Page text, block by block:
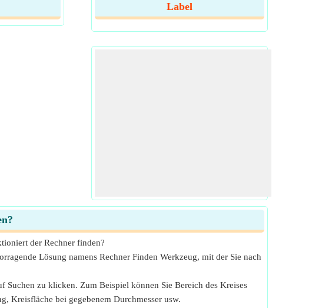
Label
der Rechner finden?
Lösung namens Rechner Finden Werkzeug, mit der Sie nach
Suchen zu klicken. Zum Beispiel können Sie Bereich des Kreises
Kreisfläche bei gegebenem Durchmesser usw.